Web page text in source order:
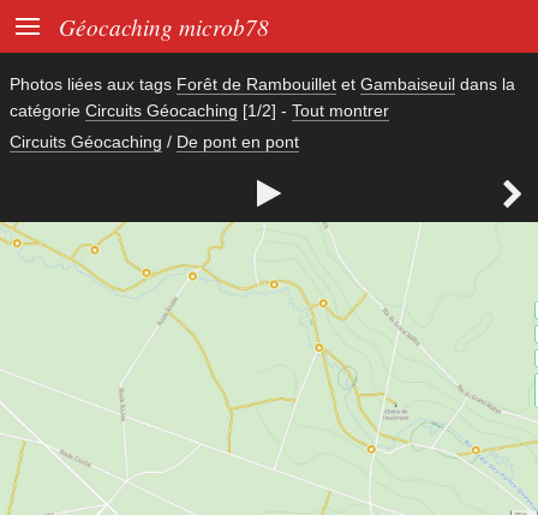
 Géocaching microb78
Photos liées aux tags Forêt de Rambouillet et Gambaiseuil dans la
catégorie Circuits Géocaching [1/2] - Tout montrer
Circuits Géocaching / De pont en pont
 